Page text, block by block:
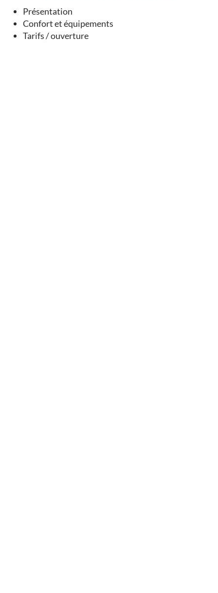
Présentation
Confort et équipements
Tarifs / ouverture
aussi